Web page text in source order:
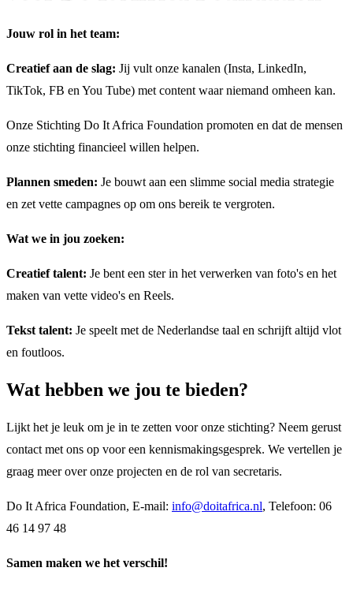
Jouw rol in het team:
Creatief aan de slag: Jij vult onze kanalen (Insta, LinkedIn,
TikTok, FB en You Tube) met content waar niemand omheen kan.
Onze Stichting Do It Africa Foundation promoten en dat de mensen
onze stichting financieel willen helpen.
Plannen smeden: Je bouwt aan een slimme social media strategie
en zet vette campagnes op om ons bereik te vergroten.
Wat we in jou zoeken:
Creatief talent: Je bent een ster in het verwerken van foto's en het
maken van vette video's en Reels.
Tekst talent: Je speelt met de Nederlandse taal en schrijft altijd vlot
en foutloos.
Wat hebben we jou te bieden?
Lijkt het je leuk om je in te zetten voor onze stichting? Neem gerust
contact met ons op voor een kennismakingsgesprek. We vertellen je
graag meer over onze projecten en de rol van secretaris.
Do It Africa Foundation, E-mail: info@doitafrica.nl, Telefoon: 06
46 14 97 48
Samen maken we het verschil!